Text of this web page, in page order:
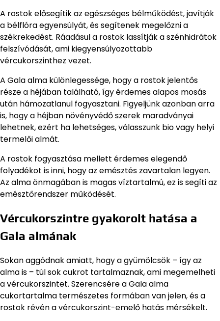
A rostok elősegítik az egészséges bélműködést, javítják
a bélflóra egyensúlyát, és segítenek megelőzni a
székrekedést. Ráadásul a rostok lassítják a szénhidrátok
felszívódását, ami kiegyensúlyozottabb
vércukorszinthez vezet.
A Gala alma különlegessége, hogy a rostok jelentős
része a héjában található, így érdemes alapos mosás
után hámozatlanul fogyasztani. Figyeljünk azonban arra
is, hogy a héjban növényvédő szerek maradványai
lehetnek, ezért ha lehetséges, válasszunk bio vagy helyi
termelői almát.
A rostok fogyasztása mellett érdemes elegendő
folyadékot is inni, hogy az emésztés zavartalan legyen.
Az alma önmagában is magas víztartalmú, ez is segíti az
emésztőrendszer működését.
Vércukorszintre gyakorolt hatása a
Gala almának
Sokan aggódnak amiatt, hogy a gyümölcsök – így az
alma is – túl sok cukrot tartalmaznak, ami megemelheti
a vércukorszintet. Szerencsére a Gala alma
cukortartalma természetes formában van jelen, és a
rostok révén a vércukorszint-emelő hatás mérsékelt.